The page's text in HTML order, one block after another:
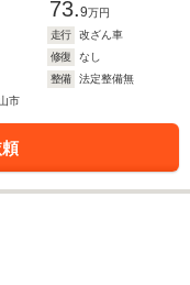
73.9万円
走行
改ざん車
修復
なし
整備
法定整備無
市